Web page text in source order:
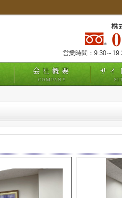
株
営業時間：9:30～
会社概要
COMPANY
サイ